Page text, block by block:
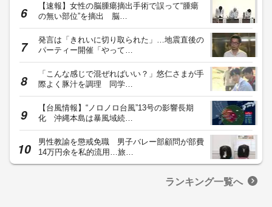
【速報】女性の脳腫瘍摘出手術で誤って“腫瘍
の無い部位”を摘出 脳…
発言は「きれいに切り取られた」…地震直後の
パーティー開催「やって…
「こんな感じで混ぜればいい？」悠仁さまが手
際よく豚汁を調理 同学…
【台風情報】“ノロノロ台風”13号の影響長期
化 沖縄本島は暴風域続…
男性教諭を懲戒免職 男子バレー部顧問が部費
14万円余を私的流用…旅…
ランキング一覧へ